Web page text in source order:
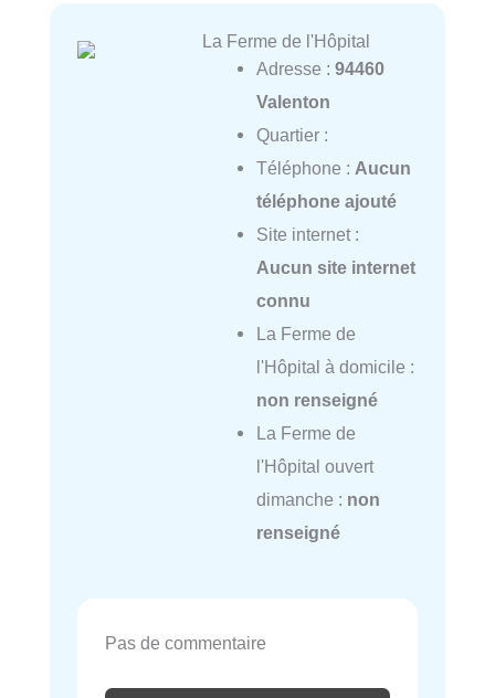
La Ferme de l'Hôpital
Adresse : 94460
Valenton
Quartier :
Téléphone : Aucun
téléphone ajouté
Site internet :
Aucun site internet
connu
La Ferme de
l'Hôpital à domicile :
non renseigné
La Ferme de
l'Hôpital ouvert
dimanche : non
renseigné
Pas de commentaire